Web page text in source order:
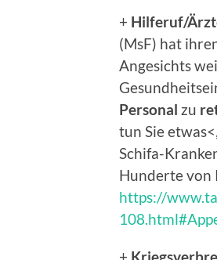
+ Hilferuf/
(MsF) hat
Angesichts
Personal zu
tun Sie
Schifa-
Hunderte von
https://